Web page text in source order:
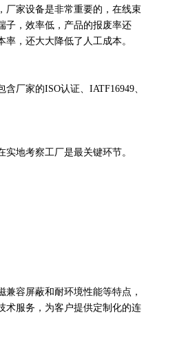
家设备是非常重要的，在线束
子，效率低，产品的报废率还
，还大大降低了人工成本。
厂家的ISO认证、IATF16949、
地考察工厂是最关键环节。
容屏蔽和耐环境性能等特点，
术服务，为客户提供定制化的连